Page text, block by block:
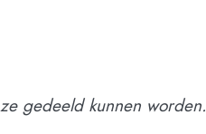
gedeeld kunnen worden.